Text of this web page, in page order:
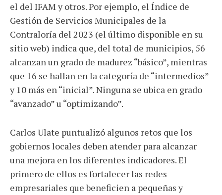
el del IFAM y otros. Por ejemplo, el Índice de
Gestión de Servicios Municipales de la
Contraloría del 2023 (el último disponible en su
sitio web) indica que, del total de municipios, 56
alcanzan un grado de madurez “básico”, mientras
que 16 se hallan en la categoría de “intermedios”
y 10 más en “inicial”. Ninguna se ubica en grado
“avanzado” u “optimizando”.
Carlos Ulate puntualizó algunos retos que los
gobiernos locales deben atender para alcanzar
una mejora en los diferentes indicadores. El
primero de ellos es fortalecer las redes
empresariales que beneficien a pequeñas y